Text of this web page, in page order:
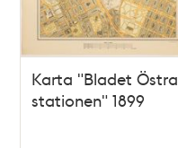
Karta "Bladet Östra
stationen" 1899